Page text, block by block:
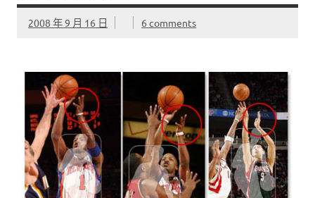
2008 年 9 月 16 日 6 comments